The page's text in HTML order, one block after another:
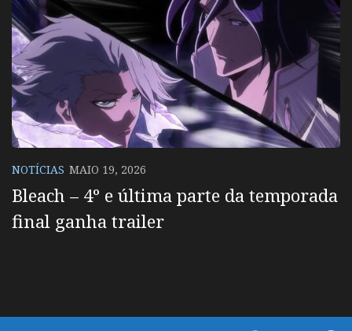
NOTÍCIAS MAIO 19, 2026
Bleach – 4º e última parte da temporada
final ganha trailer